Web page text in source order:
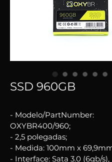
SSD 960GB
- Modelo/PartNumber:
OXYBR400/960;
- 2,5 polegadas;
- Medida: 100mm x
- Interface: Sata 3.0 (6gb/s),